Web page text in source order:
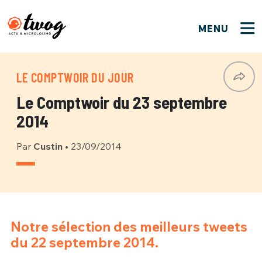
MENU
LE COMPTWOIR DU JOUR
Le Comptwoir du 23 septembre
2014
Par Custin • 23/09/2014
Notre sélection des meilleurs tweets
du 22 septembre 2014.
PSEUDO*
EMAIL*
Connexion
PSEUDO
FERMER
VOTRE PARTICIPATION
Que souhaitez-vous proposer ?
Quelques tweets
C'EST PARTI
Ma propre sélection
M'INSCRIRE